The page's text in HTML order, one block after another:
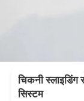
चिकनी स्लाइडिंग
सिस्टम